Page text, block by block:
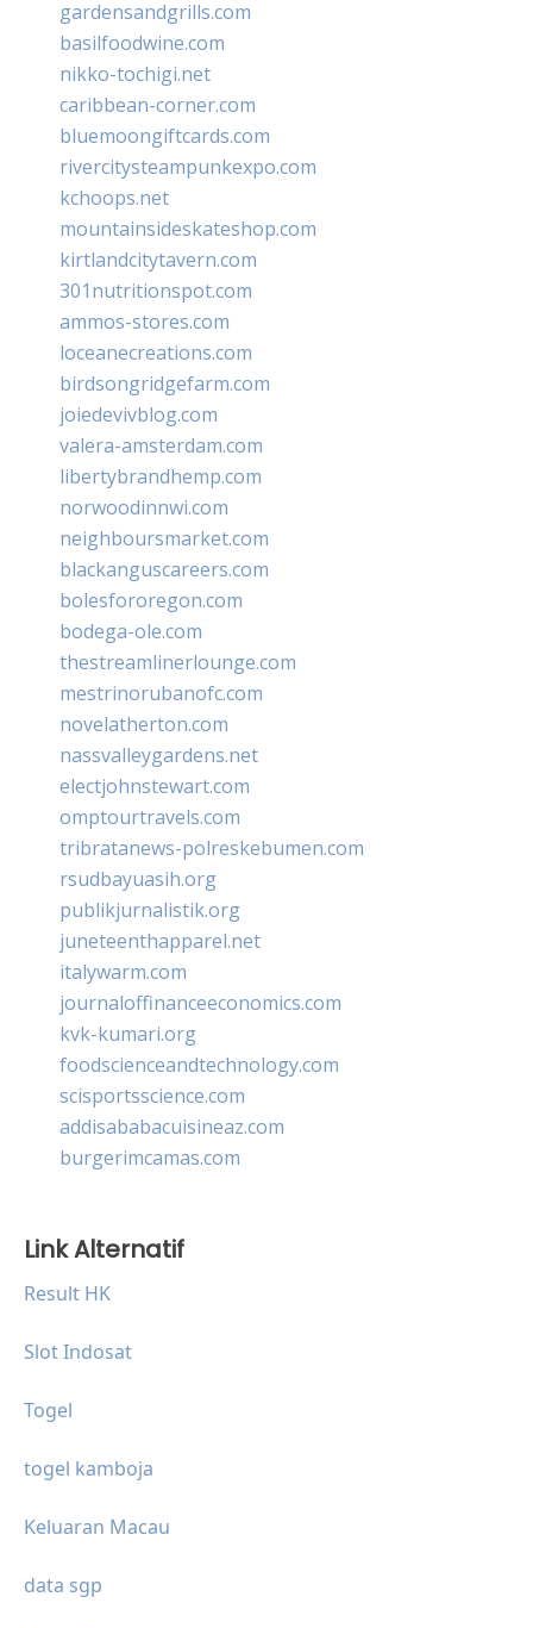
gardensandgrills.com
basilfoodwine.com
nikko-tochigi.net
caribbean-corner.com
bluemoongiftcards.com
rivercitysteampunkexpo.com
kchoops.net
mountainsideskateshop.com
kirtlandcitytavern.com
301nutritionspot.com
ammos-stores.com
loceanecreations.com
birdsongridgefarm.com
joiedevivblog.com
valera-amsterdam.com
libertybrandhemp.com
norwoodinnwi.com
neighboursmarket.com
blackanguscareers.com
bolesfororegon.com
bodega-ole.com
thestreamlinerlounge.com
mestrinorubanofc.com
novelatherton.com
nassvalleygardens.net
electjohnstewart.com
omptourtravels.com
tribratanews-polreskebumen.com
rsudbayuasih.org
publikjurnalistik.org
juneteenthapparel.net
italywarm.com
journaloffinanceeconomics.com
kvk-kumari.org
foodscienceandtechnology.com
scisportsscience.com
addisababacuisineaz.com
burgerimcamas.com
Link Alternatif
Result HK
Slot Indosat
Togel
togel kamboja
Keluaran Macau
data sgp